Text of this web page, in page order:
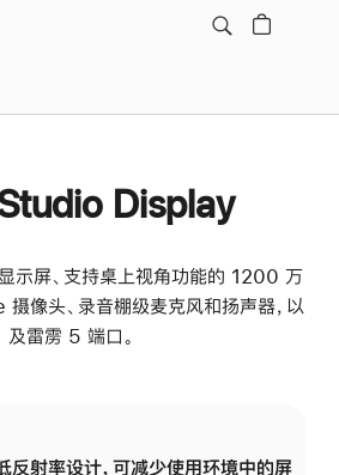
Display
示屏、支持桌上视角功能的 1200 万
像头、录音棚级麦克风和扬声器，以
及雷雳 5 端口。
反射率设计，可减少使用环境中的屏